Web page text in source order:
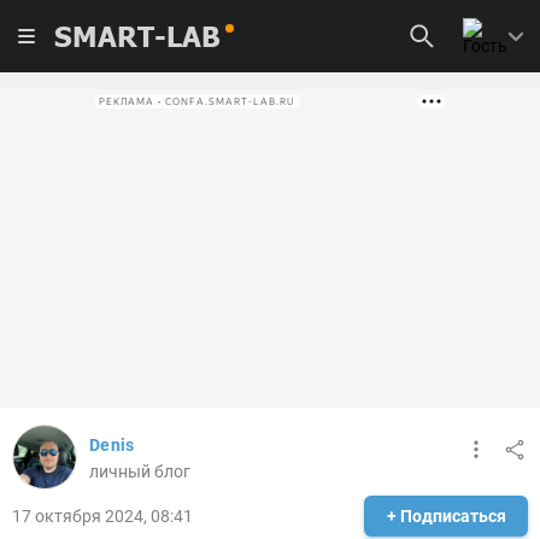
SMART-LAB
РЕКЛАМА • CONFA.SMART-LAB.RU
Denis
личный блог
17 октября 2024, 08:41 + Подписаться